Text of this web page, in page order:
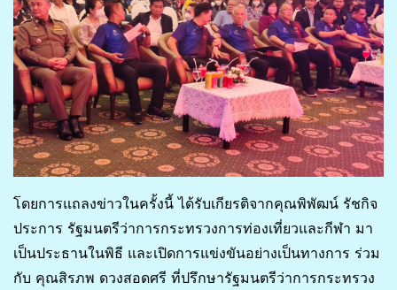
โดยการแถลงข่าวในครั้งนี้ ได้รับเกียรติจากคุณพิพัฒน์ รัชกิจ
ประการ รัฐมนตรีว่าการกระทรวงการท่องเที่ยวและกีฬา มา
เป็นประธานในพิธี และเปิดการแข่งขันอย่างเป็นทางการ ร่วม
กับ คุณสิรภพ ดวงสอดศรี ที่ปรึกษารัฐมนตรีว่าการกระทรวง